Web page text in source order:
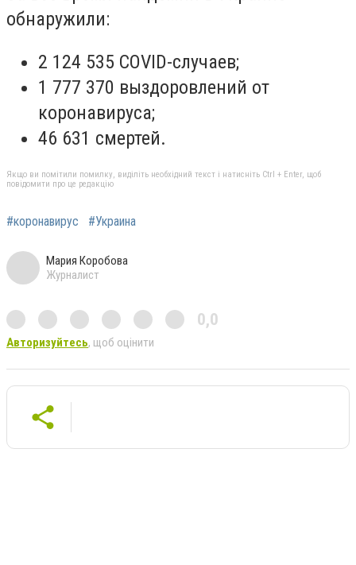
обнаружили:
2 124 535 COVID-случаев;
1 777 370 выздоровлений от
коронавируса;
46 631 смертей.
Якщо ви помітили помилку, виділіть необхідний текст і натисніть Ctrl + Enter, щоб
повідомити про це редакцію
#коронавирус #Украина
Мария Коробова
Журналист
0,0
Авторизуйтесь, щоб оцінити